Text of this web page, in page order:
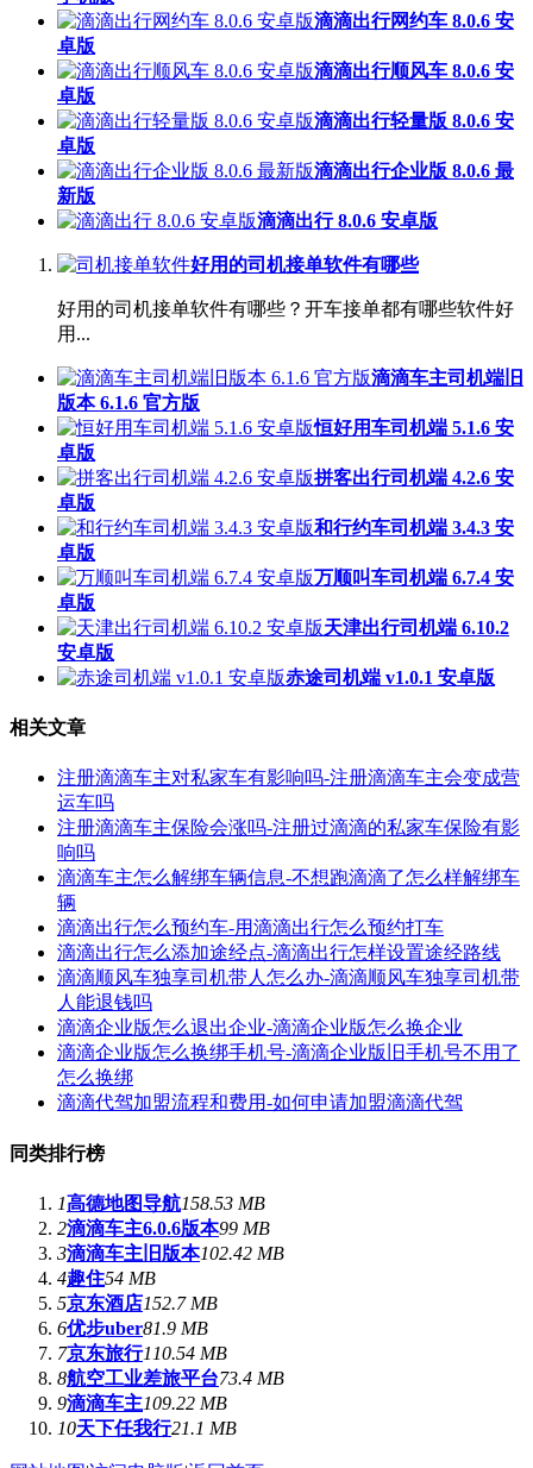
滴滴出行网约车 8.0.6 安
卓版
滴滴出行顺风车 8.0.6 安
卓版
滴滴出行轻量版 8.0.6 安
卓版
滴滴出行企业版 8.0.6 最
新版
滴滴出行 8.0.6 安卓版
好用的司机接单软件有哪些
好用的司机接单软件有哪些？开车接单都有哪些软件好
用...
滴滴车主司机端旧
版本 6.1.6 官方版
恒好用车司机端 5.1.6 安
卓版
拼客出行司机端 4.2.6 安
卓版
和行约车司机端 3.4.3 安
卓版
万顺叫车司机端 6.7.4 安
卓版
天津出行司机端 6.10.2
安卓版
赤途司机端 v1.0.1 安卓版
相关文章
注册滴滴车主对私家车有影响吗-注册滴滴车主会变成营
运车吗
注册滴滴车主保险会涨吗-注册过滴滴的私家车保险有影
响吗
滴滴车主怎么解绑车辆信息-不想跑滴滴了怎么样解绑车
辆
滴滴出行怎么预约车-用滴滴出行怎么预约打车
滴滴出行怎么添加途经点-滴滴出行怎样设置途经路线
滴滴顺风车独享司机带人怎么办-滴滴顺风车独享司机带
人能退钱吗
滴滴企业版怎么退出企业-滴滴企业版怎么换企业
滴滴企业版怎么换绑手机号-滴滴企业版旧手机号不用了
怎么换绑
滴滴代驾加盟流程和费用-如何申请加盟滴滴代驾
同类排行榜
1高德地图导航158.53 MB
2滴滴车主6.0.6版本99 MB
3滴滴车主旧版本102.42 MB
4趣住54 MB
5京东酒店152.7 MB
6优步uber81.9 MB
7京东旅行110.54 MB
8航空工业差旅平台73.4 MB
9滴滴车主109.22 MB
10天下任我行21.1 MB